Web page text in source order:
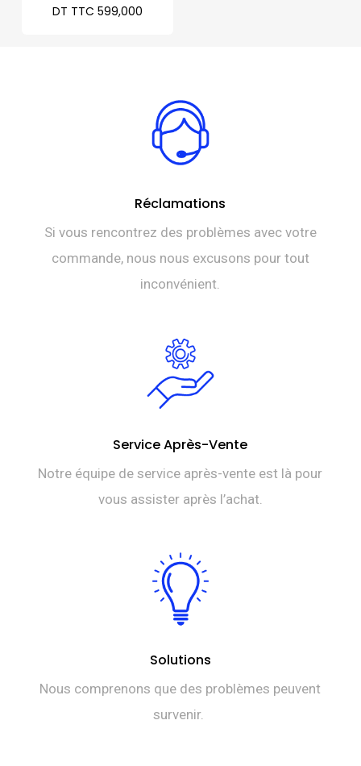
DT TTC 599,000
Réclamations
Si vous rencontrez des problèmes avec votre
commande, nous nous excusons pour tout
inconvénient.
Service Après-Vente
Notre équipe de service après-vente est là pour
vous assister après l’achat.
Solutions
Nous comprenons que des problèmes peuvent
survenir.